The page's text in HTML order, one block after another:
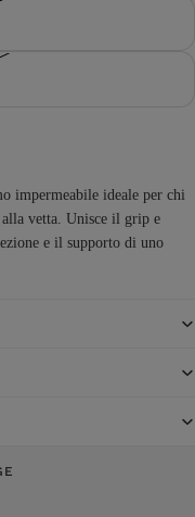
impermeabile ideale per chi
vetta. Unisce il grip e
e il supporto di uno